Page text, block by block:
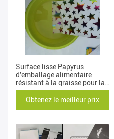
Surface lisse Papyrus
d'emballage alimentaire
résistant à la graisse pour la
surface du sac à main en
papier de pierre
Obtenez le meilleur prix